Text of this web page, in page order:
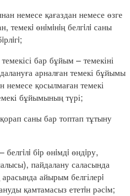
немесе қағаздан немесе өзге
темекi өнiмiнiң белгiлi саны
бар бұйым – темекіні
арналған темекі бұйымы
немесе қосылмаған темекі
бұйымының түрі;
саны бар топтап тұтыну
бiр өнiмдi өндiру,
пайдалану саласында
айырым белгілерi
қамтамасыз ететiн рәсiм;